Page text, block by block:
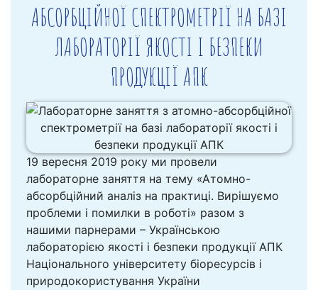
АБСОРБЦІЙНОЇ СПЕКТРОМЕТРІЇ НА БАЗІ
ЛАБОРАТОРІЇ ЯКОСТІ І БЕЗПЕКИ
ПРОДУКЦІЇ АПК
19 вересня 2019 року ми провели
лабораторне заняття на тему «Атомно-
абсорбційний аналіз на практиці. Вирішуємо
проблеми і помилки в роботі» разом з
нашими парнерами – Українською
лабораторією якості і безпеки продукції АПК
Національного університету біоресурсів і
природокористування України